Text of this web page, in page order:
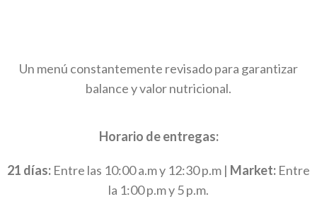
Un menú constantemente revisado para garantizar
balance y valor nutricional.
Horario de entregas:
21 días: Entre las 10:00 a.m y 12:30 p.m | Market: Entre
la 1:00 p.m y 5 p.m.